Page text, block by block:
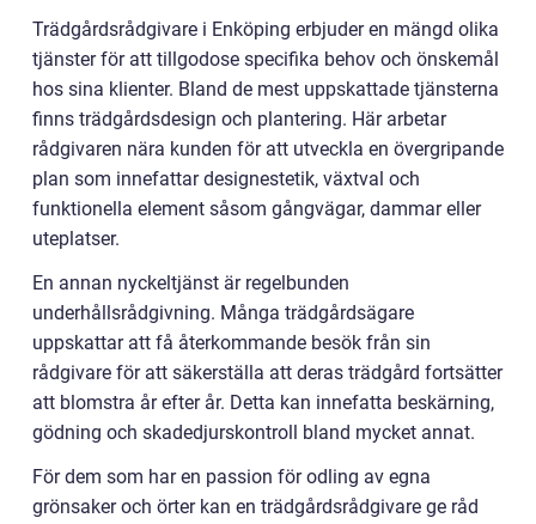
Trädgårdsrådgivare i Enköping erbjuder en mängd olika
tjänster för att tillgodose specifika behov och önskemål
hos sina klienter. Bland de mest uppskattade tjänsterna
finns trädgårdsdesign och plantering. Här arbetar
rådgivaren nära kunden för att utveckla en övergripande
plan som innefattar designestetik, växtval och
funktionella element såsom gångvägar, dammar eller
uteplatser.
En annan nyckeltjänst är regelbunden
underhållsrådgivning. Många trädgårdsägare
uppskattar att få återkommande besök från sin
rådgivare för att säkerställa att deras trädgård fortsätter
att blomstra år efter år. Detta kan innefatta beskärning,
gödning och skadedjurskontroll bland mycket annat.
För dem som har en passion för odling av egna
grönsaker och örter kan en trädgårdsrådgivare ge råd